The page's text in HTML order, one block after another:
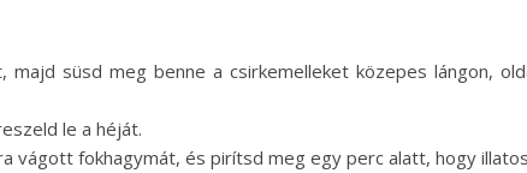
süsd meg benne a csirkemelleket közepes lángon,
le a héját.
vágott fokhagymát, és pirítsd meg egy perc alatt, hogy